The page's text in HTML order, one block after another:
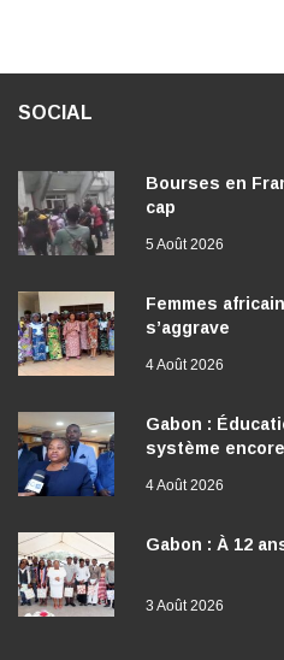
SOCIAL
Bourses en
cap
5 Août 2026
Femmes
s’aggrave
4 Août 2026
Gabon :
système
4 Août 2026
Gabon : À 12
3 Août 2026